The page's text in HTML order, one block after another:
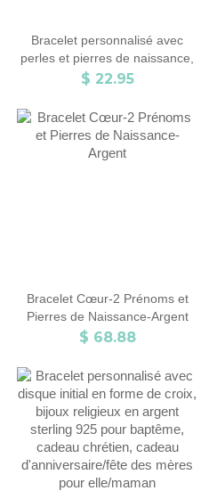
Bracelet personnalisé avec
perles et pierres de naissance,
bracelet ouvert en acier
de famille, cadeau de fête des
mères/Noël pour
maman/grand-mère
$ 22.95
Bracelet Cœur-2 Prénoms et
Pierres de Naissance-Argent
$ 68.88